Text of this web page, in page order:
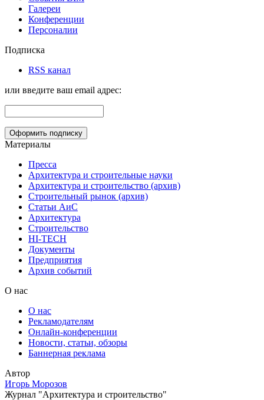
Галереи
Конференции
Персоналии
Подписка
RSS канал
или введите ваш email адрес:
Материалы
Пресса
Архитектура и строительные науки
Архитектура и строительство (архив)
Строительный рынок (архив)
Статьи АиС
Архитектура
Строительство
HI-TECH
Документы
Предприятия
Архив событий
О нас
О нас
Рекламодателям
Онлайн-конференции
Новости, статьи, обзоры
Баннерная реклама
Автор
Игорь Морозов
Журнал "Архитектура и строительство"